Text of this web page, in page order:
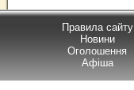
Правила сайту
Новини
Оголошення
Афіша